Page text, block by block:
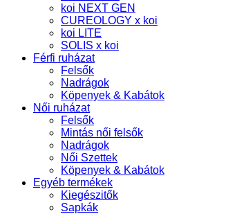
Essentials
mennyiség
koi NEXT GEN
CUREOLOGY x koi
koi LITE
SOLIS x koi
Férfi ruházat
Felsők
Nadrágok
Köpenyek & Kabátok
Női ruházat
Felsők
Mintás női felsők
Nadrágok
Női Szettek
Köpenyek & Kabátok
Egyéb termékek
Kiegészitők
Sapkák